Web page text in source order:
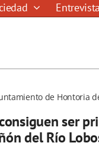
de Hontoria
ser
del Río